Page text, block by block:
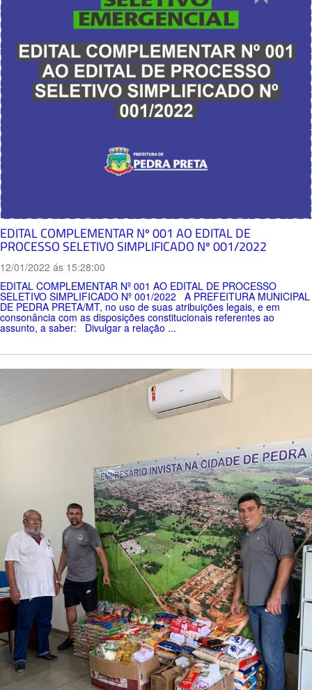
EDITAL COMPLEMENTAR Nº 001 AO EDITAL DE
PROCESSO SELETIVO SIMPLIFICADO Nº 001/2022
12/01/2022 ás 15:28:00
EDITAL COMPLEMENTAR Nº 001 AO EDITAL DE PROCESSO
SELETIVO SIMPLIFICADO Nº 001/2022 A PREFEITURA MUNICIPAL
DE PEDRA PRETA/MT, no uso de suas atribuições legais, e em
consonância com as disposições constitucionais referentes ao
assunto, a saber: Divulgar a relação ...